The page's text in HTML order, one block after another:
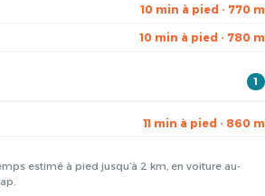
10 min à pied · 770 m
10 min à pied · 780 m
1
11 min à pied · 860 m
estimé à pied jusqu’à 2 km, en voiture au-